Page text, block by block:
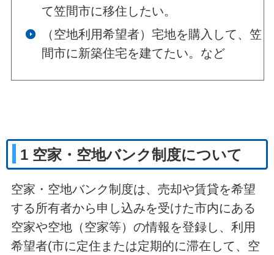
て笠間市に移住したい。
（空地利用希望者）宅地を購入して、笠
間市に新築住宅を建てたい。など
1 空家・空地バンク制度について
空家・空地バンク制度は、売却や賃貸を希望
する所有者から申し込みを受けた市内にある
空家や空地（空家等）の情報を登録し、利用
希望者(市に定住または定期的に滞在して、空